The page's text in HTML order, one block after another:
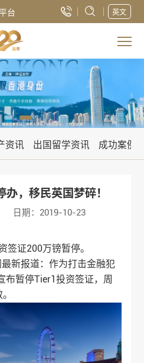
台 英文
资讯 出国留学资讯 成功案例
，移民英国梦碎！
日期：2019-10-23
签证200万镑暂停。
新报道：作为打击金融犯
布暂停Tier1投资签证，周